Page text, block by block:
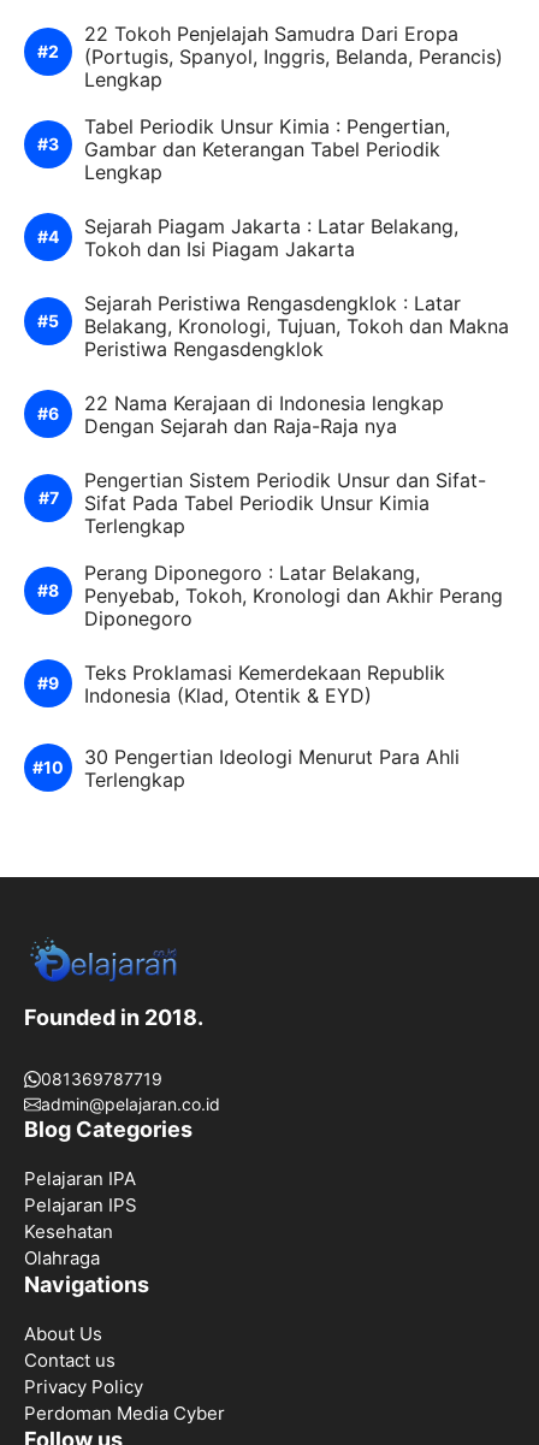
22 Tokoh Penjelajah Samudra Dari Eropa
(Portugis, Spanyol, Inggris, Belanda, Perancis)
Lengkap
Tabel Periodik Unsur Kimia : Pengertian,
Gambar dan Keterangan Tabel Periodik
Lengkap
Sejarah Piagam Jakarta : Latar Belakang,
Tokoh dan Isi Piagam Jakarta
Sejarah Peristiwa Rengasdengklok : Latar
Belakang, Kronologi, Tujuan, Tokoh dan Makna
Peristiwa Rengasdengklok
22 Nama Kerajaan di Indonesia lengkap
Dengan Sejarah dan Raja-Raja nya
Pengertian Sistem Periodik Unsur dan Sifat-
Sifat Pada Tabel Periodik Unsur Kimia
Terlengkap
Perang Diponegoro : Latar Belakang,
Penyebab, Tokoh, Kronologi dan Akhir Perang
Diponegoro
Teks Proklamasi Kemerdekaan Republik
Indonesia (Klad, Otentik & EYD)
30 Pengertian Ideologi Menurut Para Ahli
Terlengkap
Founded in 2018.
081369787719
admin@pelajaran.co.id
Blog Categories
Pelajaran IPA
Pelajaran IPS
Kesehatan
Olahraga
Navigations
About Us
Contact us
Privacy Policy
Perdoman Media Cyber
Follow us